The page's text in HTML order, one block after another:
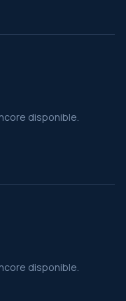
disponible.
disponible.